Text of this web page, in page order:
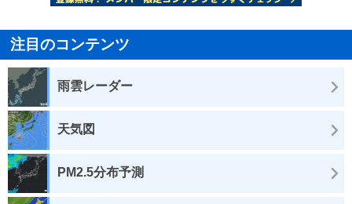
注目のコンテンツ
雨雲レーダー
天気図
PM2.5分布予測